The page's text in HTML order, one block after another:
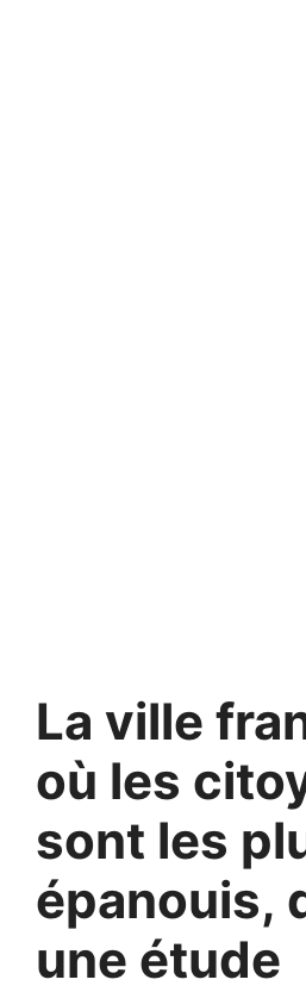
La ville
où les
sont les
épanouis,
une étude